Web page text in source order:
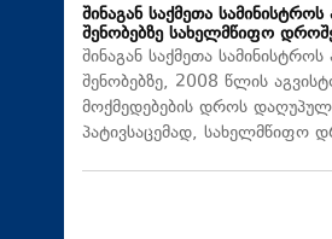
შინაგან საქმეთა
შენობებზე სახელმწიფო
შინაგან საქმეთა
შენობებზე, 2008 წლის
მოქმედებების დროს
პატივსაცემად, სახელმწიფო